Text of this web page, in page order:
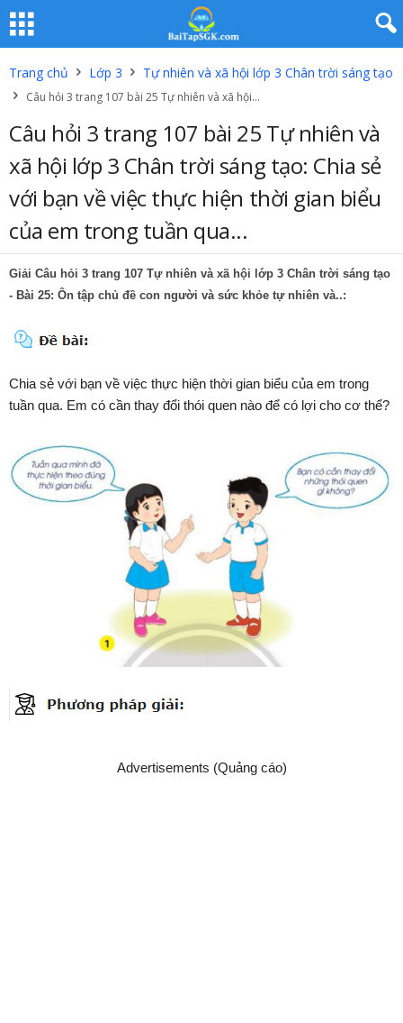
Trang chủ Lớp 3 Tự nhiên và xã hội lớp 3 Chân trời sáng tạo
Câu hỏi 3 trang 107 bài 25 Tự nhiên và xã hội...
Câu hỏi 3 trang 107 bài 25 Tự nhiên và
xã hội lớp 3 Chân trời sáng tạo: Chia sẻ
với bạn về việc thực hiện thời gian biểu
của em trong tuần qua...
Giải Câu hỏi 3 trang 107 Tự nhiên và xã hội lớp 3 Chân trời sáng tạo
- Bài 25: Ôn tập chủ đề con người và sức khỏe tự nhiên và..:
Chia sẻ với bạn về việc thực hiện thời gian biểu của em trong
tuần qua. Em có cần thay đổi thói quen nào để có lợi cho cơ thể?
Advertisements (Quảng cáo)